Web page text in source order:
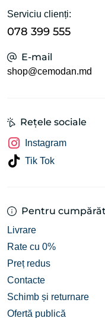
Serviciu clienți:
078 399 555
E-mail
shop@cemodan.md
Pentru
Livrare
Rate cu 0%
Preț redus
Contacte
Schimb și returnare
Ofertă publică
Rețele sociale
Instagram
Tik Tok